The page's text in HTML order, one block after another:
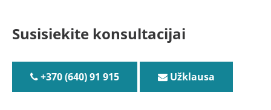
Susisiekite konsultacijai
+370 (640) 91 915 Užklausa